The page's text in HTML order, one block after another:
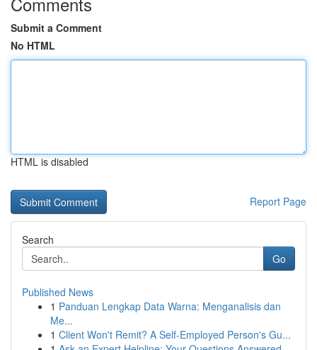
Submit a Comment
No HTML
HTML is disabled
Report Page
Search
Go
Published News
1 Panduan Lengkap Data Warna: Menganalisis dan
Me...
1 Client Won't Remit? A Self-Employed Person's Gu...